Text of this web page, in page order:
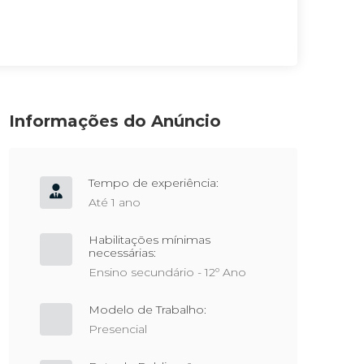
Informações do Anúncio
Tempo de experiência:
Até 1 ano
Habilitações mínimas
necessárias:
Ensino secundário - 12º Ano
Modelo de Trabalho:
Presencial